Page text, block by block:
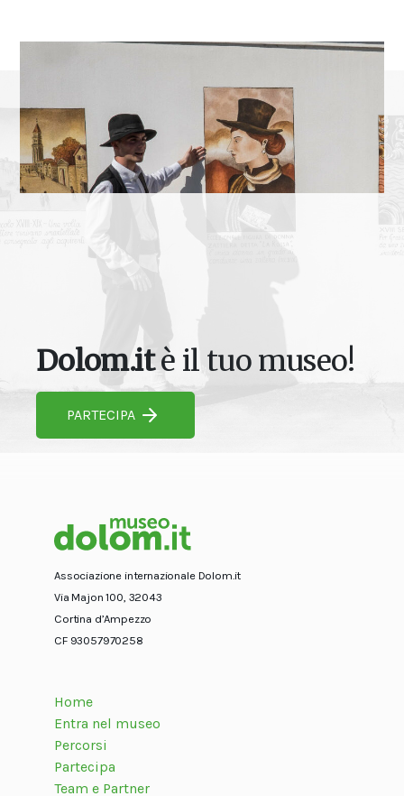
Dolom.itè il tuo museo!
PARTECIPA
Associazione internazionale Dolom.it
Via Majon 100, 32043
Cortina d’Ampezzo
CF 93057970258
Home
Entra nel museo
Percorsi
Partecipa
Team e Partner